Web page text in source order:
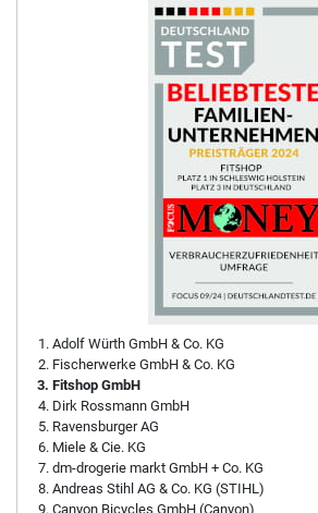
Adolf Würth GmbH & Co. KG
Fischerwerke GmbH & Co. KG
Fitshop GmbH
Dirk Rossmann GmbH
Ravensburger AG
Miele & Cie. KG
dm-drogerie markt GmbH + Co. KG
Andreas Stihl AG & Co. KG (STIHL)
Canyon Bicycles GmbH (Canyon)